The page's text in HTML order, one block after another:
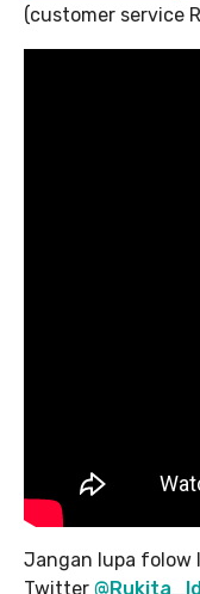
(customer service
Jangan lupa folow
Twitter @Rukita_Id